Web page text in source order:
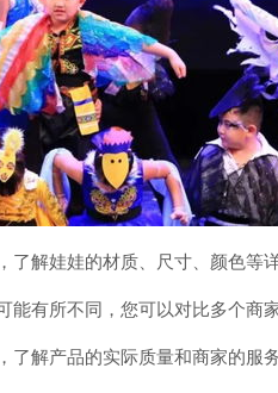
了解娃娃的材质、尺寸、颜色等
能有所不同，您可以对比多个商
解产品的实际质量和商家的服